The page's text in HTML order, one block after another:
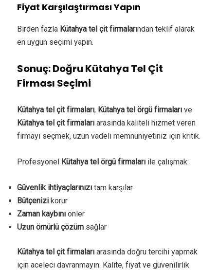
Fiyat Karşılaştırması Yapın
Birden fazla Kütahya tel çit firmalarından teklif alarak
en uygun seçimi yapın.
Sonuç: Doğru Kütahya Tel Çit
Firması Seçimi
Kütahya tel çit firmaları, Kütahya tel örgü firmaları ve
Kütahya tel çit firmaları arasında kaliteli hizmet veren
firmayı seçmek, uzun vadeli memnuniyetiniz için kritik.
Profesyonel Kütahya tel örgü firmaları ile çalışmak:
Güvenlik ihtiyaçlarınızı tam karşılar
Bütçenizi korur
Zaman kaybını önler
Uzun ömürlü çözüm sağlar
Kütahya tel çit firmaları arasında doğru tercihi yapmak
için aceleci davranmayın. Kalite, fiyat ve güvenilirlik